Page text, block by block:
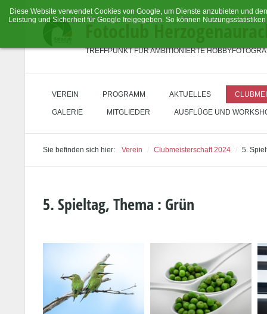
Diese Website verwendet Cookies von Google, um Dienste anzubieten und
Leistung und Sicherheit für Google freigegeben. So können
Fotoclub
TREFFPUNKT FÜR AMBITIONIERTE
VEREIN PROGRAMM AKTUELLES
GALERIE MITGLIEDER AUSFLÜGE UND
Sie befinden sich hier: Verein Clubmeisterschaft 2024 5.
5. Spieltag, Thema : Grün